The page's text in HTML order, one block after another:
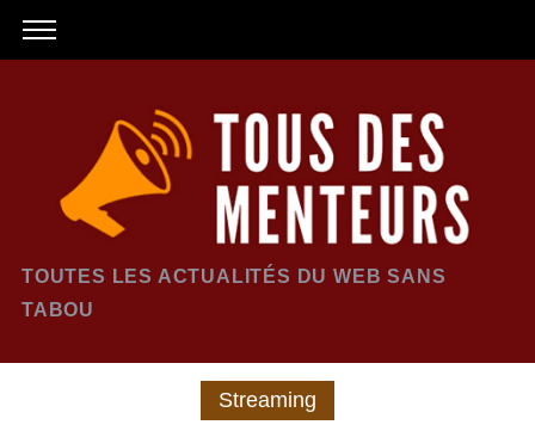
TOUTES LES ACTUALITÉS DU WEB SANS
TABOU
Streaming